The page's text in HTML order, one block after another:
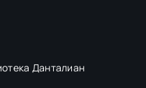
Данталиан